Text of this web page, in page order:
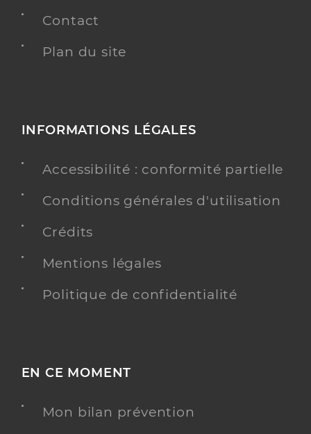
Contact
Plan du site
INFORMATIONS LÉGALES
Accessibilité : conformité partielle
Conditions générales d'utilisation
Crédits
Mentions légales
Politique de confidentialité
EN CE MOMENT
Mon bilan prévention